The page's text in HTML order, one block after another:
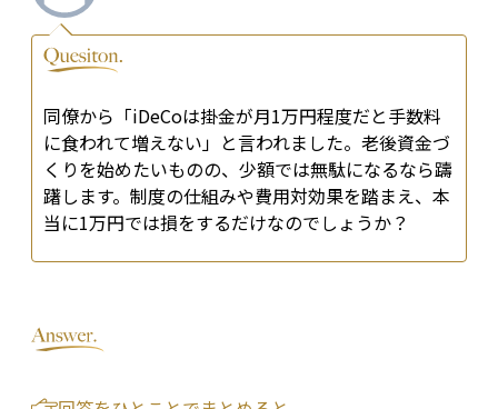
同僚から「iDeCoは掛金が月1万円程度だと手数料
に食われて増えない」と言われました。老後資金づ
くりを始めたいものの、少額では無駄になるなら躊
躇します。制度の仕組みや費用対効果を踏まえ、本
当に1万円では損をするだけなのでしょうか？